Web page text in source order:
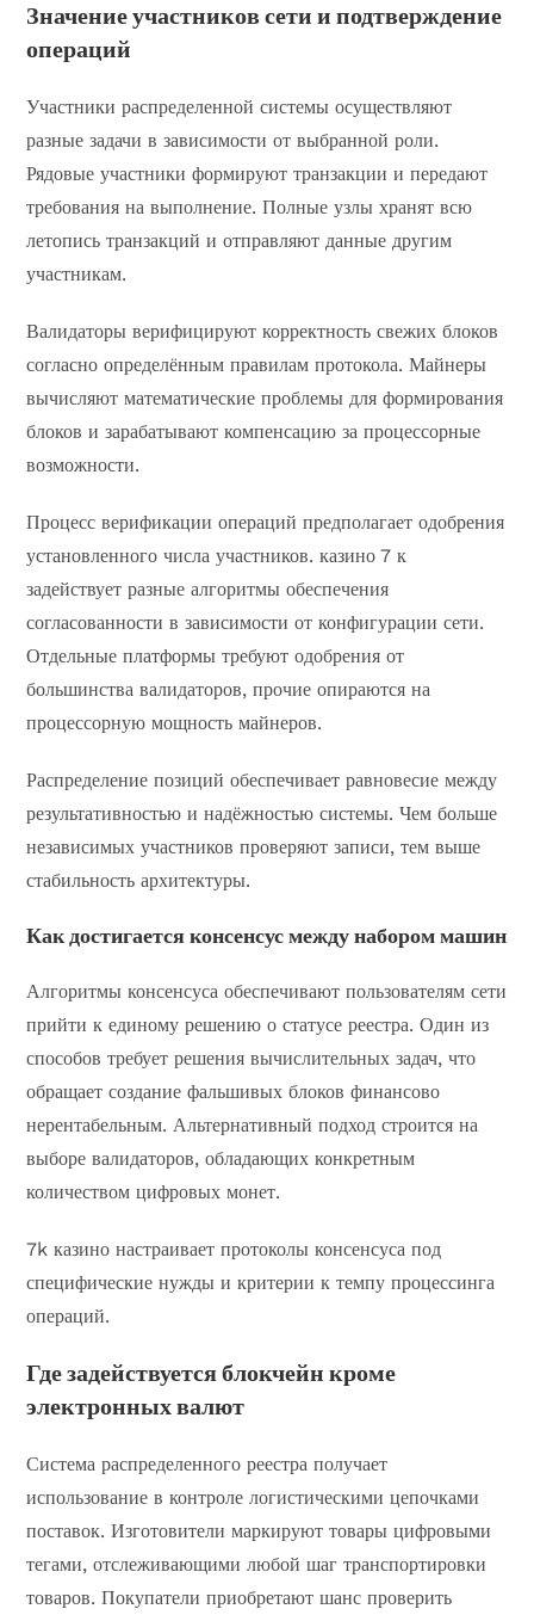
Значение участников сети и подтверждение
операций
Участники распределенной системы осуществляют
разные задачи в зависимости от выбранной роли.
Рядовые участники формируют транзакции и передают
требования на выполнение. Полные узлы хранят всю
летопись транзакций и отправляют данные другим
участникам.
Валидаторы верифицируют корректность свежих блоков
согласно определённым правилам протокола. Майнеры
вычисляют математические проблемы для формирования
блоков и зарабатывают компенсацию за процессорные
возможности.
Процесс верификации операций предполагает одобрения
установленного числа участников. казино 7 к
задействует разные алгоритмы обеспечения
согласованности в зависимости от конфигурации сети.
Отдельные платформы требуют одобрения от
большинства валидаторов, прочие опираются на
процессорную мощность майнеров.
Распределение позиций обеспечивает равновесие между
результативностью и надёжностью системы. Чем больше
независимых участников проверяют записи, тем выше
стабильность архитектуры.
Как достигается консенсус между набором машин
Алгоритмы консенсуса обеспечивают пользователям сети
прийти к единому решению о статусе реестра. Один из
способов требует решения вычислительных задач, что
обращает создание фальшивых блоков финансово
нерентабельным. Альтернативный подход строится на
выборе валидаторов, обладающих конкретным
количеством цифровых монет.
7k казино настраивает протоколы консенсуса под
специфические нужды и критерии к темпу процессинга
операций.
Где задействуется блокчейн кроме
электронных валют
Система распределенного реестра получает
использование в контроле логистическими цепочками
поставок. Изготовители маркируют товары цифровыми
тегами, отслеживающими любой шаг транспортировки
товаров. Покупатели приобретают шанс проверить